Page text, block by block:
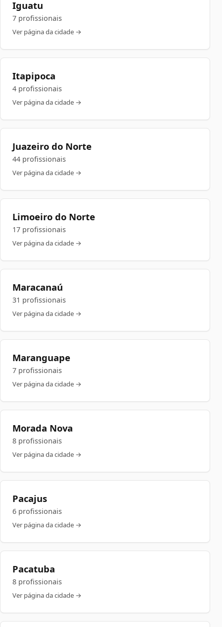
Iguatu
7 profissionais
Ver página da cidade →
Itapipoca
4 profissionais
Ver página da cidade →
Juazeiro do Norte
44 profissionais
Ver página da cidade →
Limoeiro do Norte
17 profissionais
Ver página da cidade →
Maracanaú
31 profissionais
Ver página da cidade →
Maranguape
7 profissionais
Ver página da cidade →
Morada Nova
8 profissionais
Ver página da cidade →
Pacajus
6 profissionais
Ver página da cidade →
Pacatuba
8 profissionais
Ver página da cidade →